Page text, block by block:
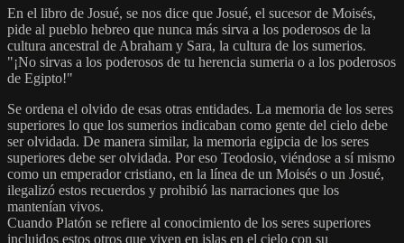
En el libro de Josué, se nos dice que Josué, el sucesor de Moisés,
pide al pueblo hebreo que nunca más sirva a los poderosos de la
cultura ancestral de Abraham y Sara, la cultura de los sumerios.
"¡No sirvas a los poderosos de tu herencia sumeria o a los poderosos
de Egipto!"
Se ordena el olvido de esas otras entidades. La memoria de los seres
superiores lo que los sumerios indicaban como gente del cielo debe
ser olvidada. De manera similar, la memoria egipcia de los seres
superiores debe ser olvidada. Por eso Teodosio, viéndose a sí mismo
como un emperador cristiano, en la línea de un Moisés o un Josué,
ilegalizó estos recuerdos y prohibió las narraciones que los
mantenían vivos.
Cuando Platón se refiere al conocimiento de los seres superiores
incluidos estos otros que viven en islas en el cielo con su